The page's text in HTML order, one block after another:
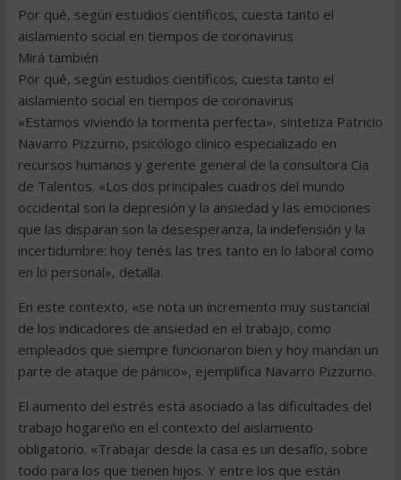
Por qué, según estudios científicos, cuesta tanto el
aislamiento social en tiempos de coronavirus
Mirá también
Por qué, según estudios científicos, cuesta tanto el
aislamiento social en tiempos de coronavirus
«Estamos viviendo la tormenta perfecta», sintetiza Patricio
Navarro Pizzurno, psicólogo clínico especializado en
recursos humanos y gerente general de la consultora Cia
de Talentos. «Los dos principales cuadros del mundo
occidental son la depresión y la ansiedad y las emociones
que las disparan son la desesperanza, la indefensión y la
incertidumbre: hoy tenés las tres tanto en lo laboral como
en lo personal», detalla.
En este contexto, «se nota un incremento muy sustancial
de los indicadores de ansiedad en el trabajo, como
empleados que siempre funcionaron bien y hoy mandan un
parte de ataque de pánico», ejemplifica Navarro Pizzurno.
El aumento del estrés está asociado a las dificultades del
trabajo hogareño en el contexto del aislamiento
obligatorio. «Trabajar desde la casa es un desafío, sobre
todo para los que tienen hijos. Y entre los que están